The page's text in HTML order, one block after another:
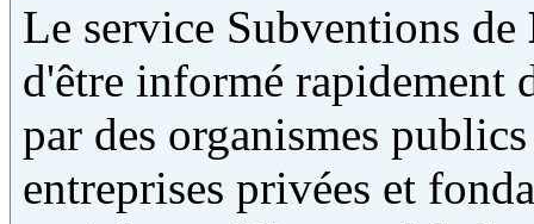
Le service Subventions de
d'être informé rapidement
par des organismes
entreprises privées et